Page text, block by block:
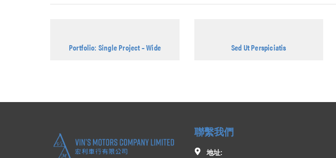
Portfolio: Single Project – Wide Sed Ut Perspiciatis
聯繫我們
地址: